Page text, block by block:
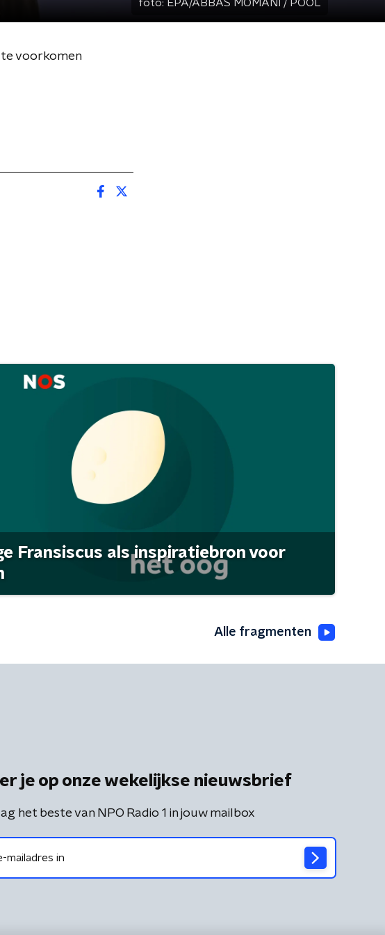
foto: EPA/ABBAS MOMANI / POOL
te voorkomen
Fransiscus als inspiratiebron voor
Alle fragmenten
je op onze wekelijkse nieuwsbrief
het beste van NPO Radio 1 in jouw mailbox